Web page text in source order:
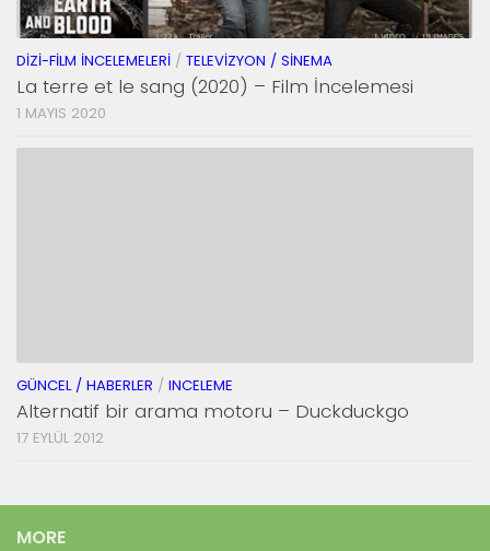
DIZI-FILM İNCELEMELERI / TELEVIZYON / SINEMA
La terre et le sang (2020) – Film İncelemesi
1 MAYIS 2020
GÜNCEL / HABERLER / INCELEME
Alternatif bir arama motoru – Duckduckgo
17 EYLÜL 2012
MORE